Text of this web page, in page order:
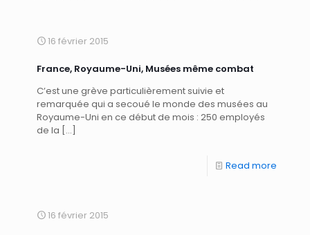
16 février 2015
France, Royaume-Uni, Musées même combat
C’est une grève particulièrement suivie et
remarquée qui a secoué le monde des musées au
Royaume-Uni en ce début de mois : 250 employés
de la […]
Read more
16 février 2015